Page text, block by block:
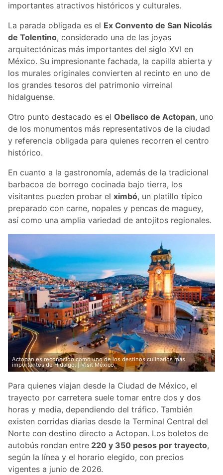
importantes atractivos históricos y culturales.
La parada obligada es el Ex Convento de San Nicolás
de Tolentino, considerado una de las joyas
arquitectónicas más importantes del siglo XVI en
México. Su impresionante fachada, la capilla abierta y
los murales originales convierten al recinto en uno de
los grandes tesoros del patrimonio virreinal
hidalguense.
Otro punto destacado es el Obelisco de Actopan, uno
de los monumentos más representativos de la ciudad
y referencia obligada para quienes recorren el centro
histórico.
En cuanto a la gastronomía, además de la tradicional
barbacoa de borrego cocinada bajo tierra, los
visitantes pueden probar el ximbó, un platillo típico
preparado con carne, nopales y pencas de maguey,
así como una amplia variedad de antojitos regionales.
Actopan es reconocido como uno de los destinos culinarios más
importantes de Hidalgo. | Visit México.
Para quienes viajan desde la Ciudad de México, el
trayecto por carretera suele tomar entre dos y dos
horas y media, dependiendo del tráfico. También
existen corridas diarias desde la Terminal Central del
Norte con destino directo a Actopan. Los boletos de
autobús rondan entre 220 y 350 pesos por trayecto,
según la línea y el horario elegido, con precios
vigentes a junio de 2026.